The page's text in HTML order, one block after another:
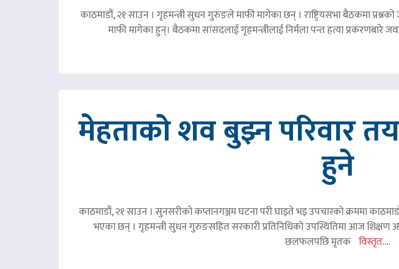
काठमाडौं, २१ साउन । गृहमन्त्री सुधन गुरुङले माफी मागेका छन् । राष्ट्रियसभा बैठकमा
माफी मागेका हुन्। बैठकमा सांसदलाई गृहमन्त्रीलाई निर्मला पन्त हत्या प्रकरणबारे
मेहताको शव बुझ्न परिवार
हुने
काठमाडौं, २१ साउन । सुनसरीको कप्तानगञ्जम घटना परी घाइते भइ उपचारको क्रममा
भएका छन् । गृहमन्त्री सुधन गुरुङसहित सरकारी प्रतिनिधिको उपस्थितिमा आज शिक्षण
छलफलपछि मृतक विस्तृत....